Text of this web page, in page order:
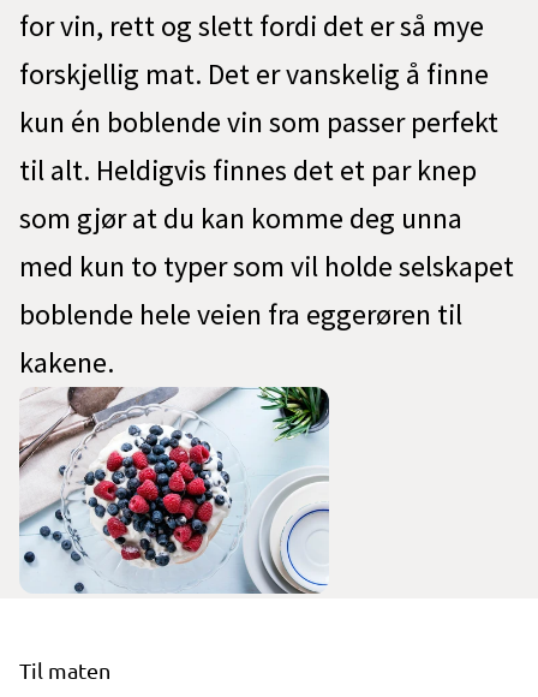
for vin, rett og slett fordi det er så mye
forskjellig mat. Det er vanskelig å finne
kun én boblende vin som passer perfekt
til alt. Heldigvis finnes det et par knep
som gjør at du kan komme deg unna
med kun to typer som vil holde selskapet
boblende hele veien fra eggerøren til
kakene.
Til maten